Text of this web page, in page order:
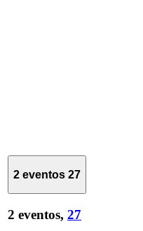
2 eventos 27
2 eventos, 27